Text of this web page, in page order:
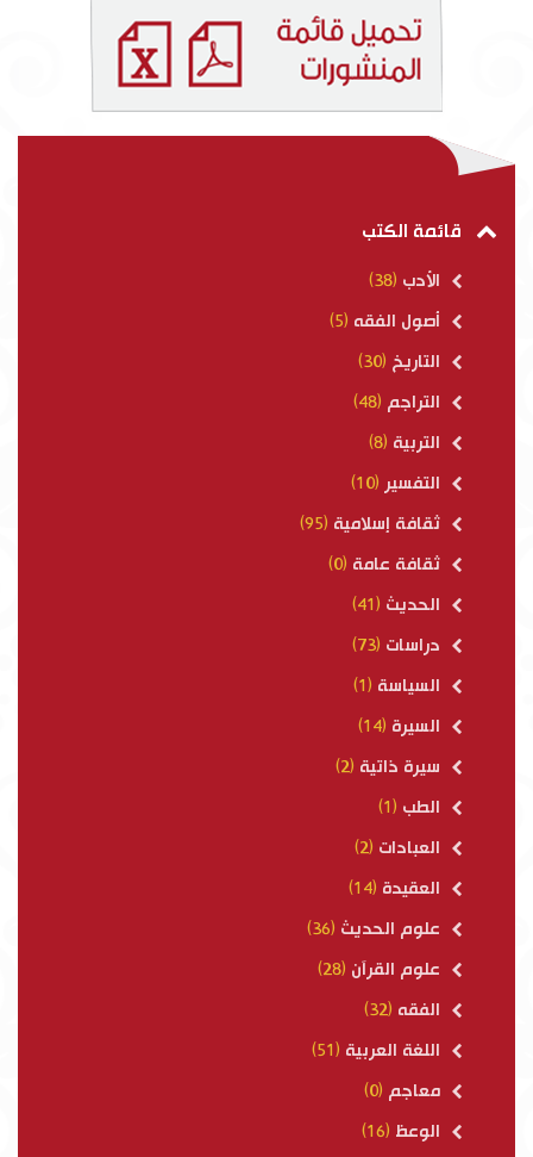
قائمة الكتب
الأدب (38)
أصول الفقه (5)
التاريخ (30)
التراجم (48)
التربية (8)
التفسير (10)
ثقافة إسلامية (95)
ثقافة عامة (0)
الحديث (41)
دراسات (73)
السياسة (1)
السيرة (14)
سيرة ذاتية (2)
الطب (1)
العبادات (2)
العقيدة (14)
علوم الحديث (36)
علوم القرآن (28)
الفقه (32)
اللغة العربية (51)
معاجم (0)
الوعظ (16)